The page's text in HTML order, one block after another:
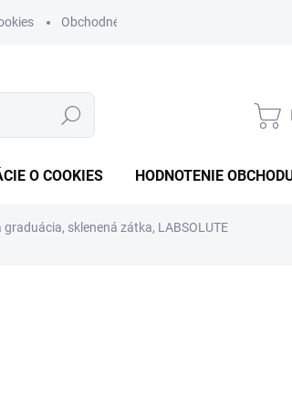
Obchodné podmienky
Hľadať
O COOKIES HODNOTENIE
sklenená zátka, LABSOLUTE